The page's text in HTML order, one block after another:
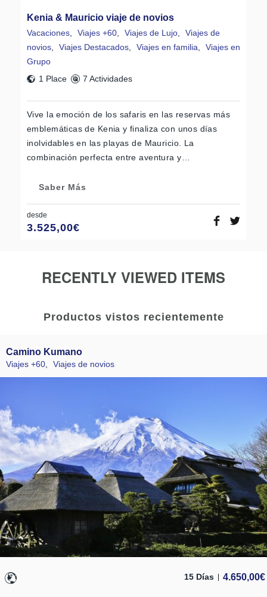
Kenia & Mauricio viaje de novios
Vacaciones Viajes +60 Viajes de Lujo
Viajes de
novios
Viajes Destacados Viajes en familia
Viajes en
Grupo
1 Place
7 Actividades
Vive la emoción de los safaris en las reservas más
emblemáticas de Kenia y finaliza con unos días
inolvidables en las playas de Mauricio. La
combinación perfecta entre aventura y…
Saber Más
desde
3.525,00€
RECENTLY VIEWED ITEMS
Productos vistos recientemente
Camino Kumano
Viajes +60 Viajes de novios
15 Días 4.650,00€